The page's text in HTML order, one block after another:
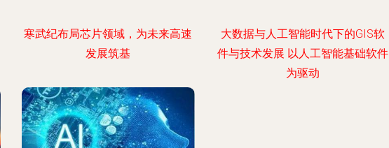
寒武纪布局芯片领域，为未来高速
发展筑基
大数据与人工智能时代下的GIS软
件与技术发展 以人工智能基础软件
为驱动